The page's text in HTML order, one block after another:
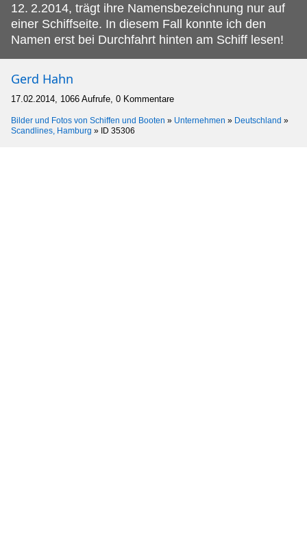
12. 2.2014, trägt ihre Namensbezeichnung nur auf
einer Schiffseite. In diesem Fall konnte ich den
Namen erst bei Durchfahrt hinten am Schiff lesen!
Gerd Hahn
17.02.2014, 1066 Aufrufe, 0 Kommentare
Bilder und Fotos von Schiffen und Booten » Unternehmen » Deutschland »
Scandlines, Hamburg » ID 35306